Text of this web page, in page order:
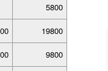
5800
19800
9800